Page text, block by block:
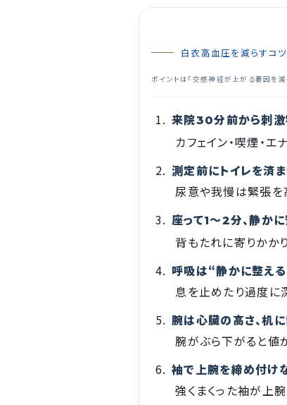
白衣高血圧を減らすコ
ポイントは「交感神経が上がる要因を減
来院30分前から刺
カフェイン・喫煙・
測定前にトイレを済
尿意や我慢は緊張を
座って1〜2分、静か
背もたれに寄りかか
呼吸は“静かに整え
息を止めたり過度に
腕は心臓の高さ、机に
腕がぶら下がると値
袖で上腕を締め付け
強くまくった袖が上